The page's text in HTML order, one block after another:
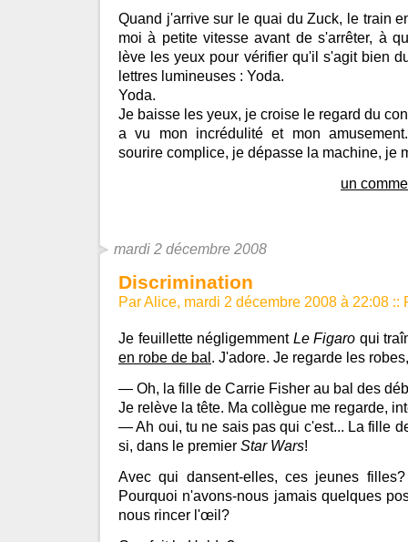
Quand j'arrive sur le quai du Zuck, le train
moi à petite vitesse avant de s'arrêter, à
lève les yeux pour vérifier qu'il s'agit bien
lettres lumineuses : Yoda.
Yoda.
Je baisse les yeux, je croise le regard du
a vu mon incrédulité et mon
sourire complice, je dépasse la machine, je
un
mardi 2 décembre 2008
Discrimination
Par Alice, mardi 2 décembre 2008 à 22:08 ::
Je feuillette négligemment Le Figaro qui
en robe de bal . J'adore. Je regarde les
— Oh, la fille de Carrie Fisher au bal des
Je relève la tête. Ma collègue me regarde,
— Ah oui, tu ne sais pas qui c'est... La fille
si, dans le premier Star Wars!
Avec qui dansent-elles, ces jeunes
Pourquoi n'avons-nous jamais quelques
nous rincer l'œil?